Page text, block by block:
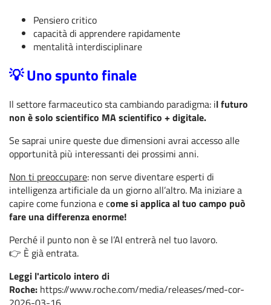
Pensiero critico
capacità di apprendere rapidamente
mentalità interdisciplinare
💡 Uno spunto finale
Il settore farmaceutico sta cambiando paradigma: il futuro
non è solo scientifico MA scientifico + digitale.
Se saprai unire queste due dimensioni avrai accesso alle
opportunità più interessanti dei prossimi anni.
Non ti preoccupare: non serve diventare esperti di
intelligenza artificiale da un giorno all’altro. Ma iniziare a
capire come funziona e come si applica al tuo campo può
fare una differenza enorme!
Perché il punto non è se l’AI entrerà nel tuo lavoro.
👉 È già entrata.
Leggi l'articolo intero di
Roche: https://www.roche.com/media/releases/med-cor-